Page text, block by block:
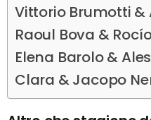
Vittorio Brumotti
Raoul Bova &
Elena Barolo &
Clara & Jacopo